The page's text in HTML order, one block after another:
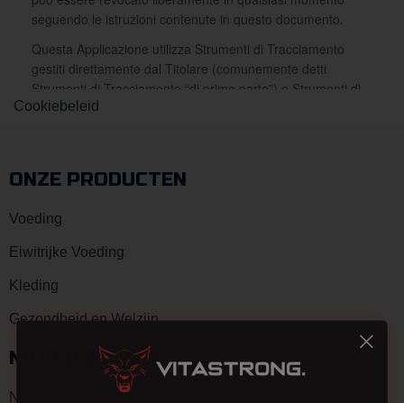
Cookiebeleid
ONZE PRODUCTEN
Voeding
Eiwitrijke Voeding
Kleding
Gezondheid en Welzijn
NUTTIGE LINKS
Neem contact met ons op